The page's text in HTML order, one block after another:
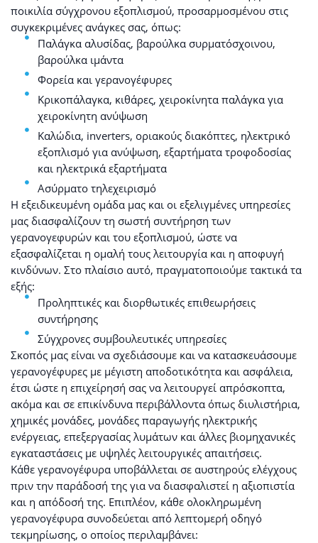
ποικιλία σύγχρονου εξοπλισμού, προσαρμοσμένου στις
συγκεκριμένες ανάγκες σας, όπως:
Παλάγκα αλυσίδας, βαρούλκα συρματόσχοινου,
βαρούλκα ιμάντα
Φορεία και γερανογέφυρες
Κρικοπάλαγκα, κιθάρες, χειροκίνητα παλάγκα για
χειροκίνητη ανύψωση
Καλώδια, inverters, οριακούς διακόπτες, ηλεκτρικό
εξοπλισμό για ανύψωση, εξαρτήματα τροφοδοσίας
και ηλεκτρικά εξαρτήματα
Ασύρματο τηλεχειρισμό
Η εξειδικευμένη ομάδα μας και οι εξελιγμένες υπηρεσίες
μας διασφαλίζουν τη σωστή συντήρηση των
γερανογεφυρών και του εξοπλισμού, ώστε να
εξασφαλίζεται η ομαλή τους λειτουργία και η αποφυγή
κινδύνων. Στο πλαίσιο αυτό, πραγματοποιούμε τακτικά τα
εξής:
Προληπτικές και διορθωτικές επιθεωρήσεις
συντήρησης
Σύγχρονες συμβουλευτικές υπηρεσίες
Σκοπός μας είναι να σχεδιάσουμε και να κατασκευάσουμε
γερανογέφυρες με μέγιστη αποδοτικότητα και ασφάλεια,
έτσι ώστε η επιχείρησή σας να λειτουργεί απρόσκοπτα,
ακόμα και σε επικίνδυνα περιβάλλοντα όπως διυλιστήρια,
χημικές μονάδες, μονάδες παραγωγής ηλεκτρικής
ενέργειας, επεξεργασίας λυμάτων και άλλες βιομηχανικές
εγκαταστάσεις με υψηλές λειτουργικές απαιτήσεις.
Κάθε γερανογέφυρα υποβάλλεται σε αυστηρούς ελέγχους
πριν την παράδοσή της για να διασφαλιστεί η αξιοπιστία
και η απόδοσή της. Επιπλέον, κάθε ολοκληρωμένη
γερανογέφυρα συνοδεύεται από λεπτομερή οδηγό
τεκμηρίωσης, ο οποίος περιλαμβάνει: